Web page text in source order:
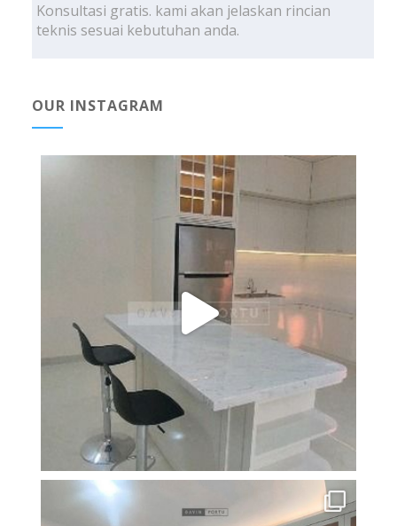
Konsultasi gratis. kami akan jelaskan rincian
teknis sesuai kebutuhan anda.
OUR INSTAGRAM